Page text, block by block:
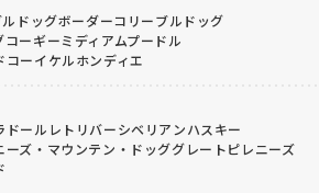
ドッグボーダーコリーブルドッグ
コーギーミディアムプードル
コーイケルホンディエ
ドールレトリバーシベリアンハスキー
ーズ・マウンテン・ドッググレートピレニーズ